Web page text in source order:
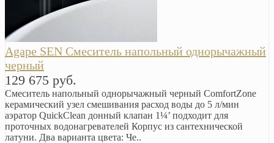
Agape SEN Смеситель напольный однорычажный
черный
129 675 руб.
Смеситель напольный однорычажный черный ComfortZone
керамический узел смешивания расход воды до 5 л/мин
аэратор QuickClean донный клапан 1¼’ подходит для
проточных водонагревателей Корпус из сантехнической
латуни. Два варианта цвета: Че..